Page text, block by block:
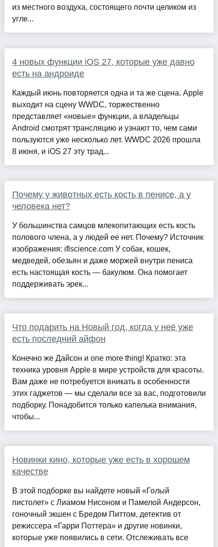
из местного воздуха, состоящего почти целиком из
угле...
4 новых функции iOS 27, которые уже давно
есть на андроиде
Каждый июнь повторяется одна и та же сцена. Apple
выходит на сцену WWDC, торжественно
представляет «новые» функции, а владельцы
Android смотрят трансляцию и узнают то, чем сами
пользуются уже несколько лет. WWDC 2026 прошла
8 июня, и iOS 27 эту трад...
Почему у животных есть кость в пенисе, а у
человека нет?
У большинства самцов млекопитающих есть кость
полового члена, а у людей ее нет. Почему? Источник
изображения: iflscience.com У собак, кошек,
медведей, обезьян и даже моржей внутри пениса
есть настоящая кость — бакулюм. Она помогает
поддерживать эрек...
Что подарить на Новый год, когда у неё уже
есть последний айфон
Конечно же Дайсон и one more thing! Кратко: эта
техника уровня Apple в мире устройств для красоты.
Вам даже не потребуется вникать в особенности
этих гаджетов — мы сделали все за вас, подготовили
подборку. Понадобится только капелька внимания,
чтобы...
Новинки кино, которые уже есть в хорошем
качестве
В этой подборке вы найдете новый «Голый
пистолет» с Лиамом Нисоном и Памелой Андерсон,
гоночный экшен с Бредом Питтом, детектив от
режиссера «Гарри Поттера» и другие новинки,
которые уже появились в сети. Отслеживать все